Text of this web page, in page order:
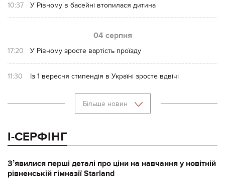
10:37 У Рівному в басейні втопилася дитина
04 серпня
17:20 У Рівному зросте вартість проїзду
11:30 Із 1 вересня стипендія в Україні зросте вдвічі
Більше новин
І-СЕРФІНГ
Зʼявилися перші деталі про ціни на навчання у новітній
рівненській гімназії Starland